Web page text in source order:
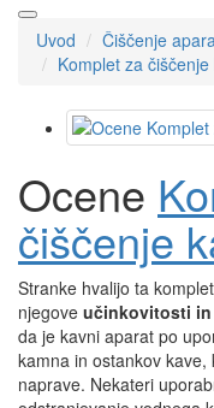
Uvod
Čiščenje
Komplet za
Ocene
čiščenje
Stranke hvalijo ta
njegove učinkovitosti
da je kavni aparat po
kamna in ostankov
naprave. Nekateri